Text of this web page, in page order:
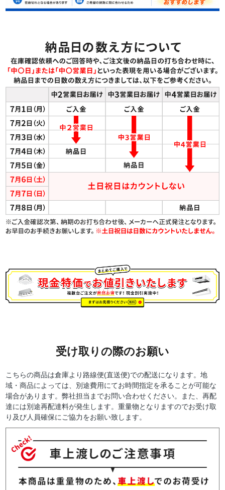
受け取りの際のお願い
こちらの商品は倉庫より路線便(直送便)での配送になります。地
域・商品によっては、別途費用にてお時間指定を承ることが可能な
場合があります。弊社担当までお問い合わせください。また、再配
達には別途再配達料が発生します。重量物となりますのでお受け取
り及び人員確保にご協力をお願い致します。